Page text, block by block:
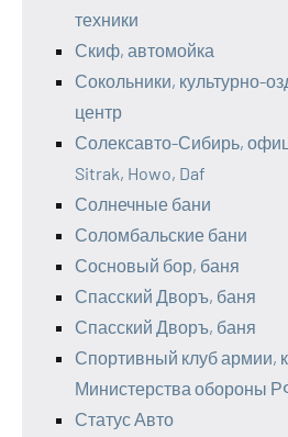
техники
Скиф, автомойка
Сокольники, культурно-
центр
Солексавто-Сибирь,
Sitrak, Howo, Daf
Солнечные бани
Соломбальские бани
Сосновый бор, баня
Спасский Дворъ, баня
Спасский Дворъ, баня
Спортивный клуб армии,
Министерства обороны
Статус Авто